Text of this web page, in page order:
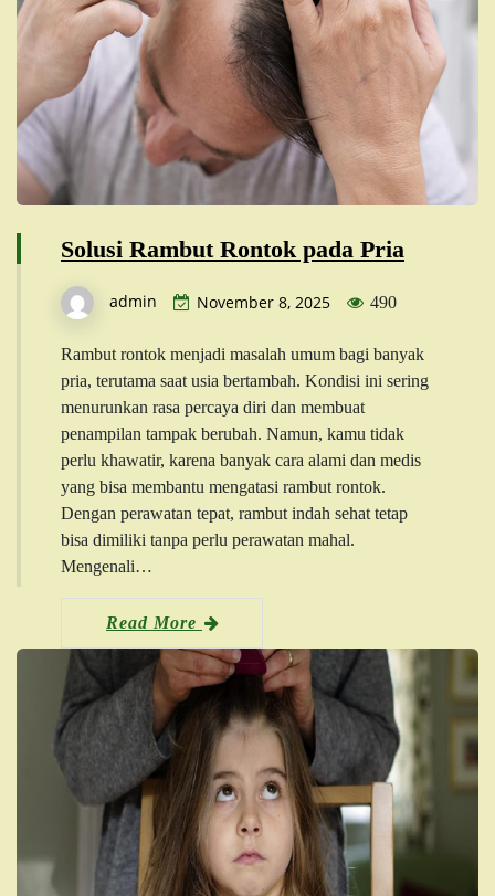
Solusi Rambut Rontok pada Pria
admin November 8, 2025 490
Rambut rontok menjadi masalah umum bagi banyak
pria, terutama saat usia bertambah. Kondisi ini sering
menurunkan rasa percaya diri dan membuat
penampilan tampak berubah. Namun, kamu tidak
perlu khawatir, karena banyak cara alami dan medis
yang bisa membantu mengatasi rambut rontok.
Dengan perawatan tepat, rambut indah sehat tetap
bisa dimiliki tanpa perlu perawatan mahal.
Mengenali…
Read More